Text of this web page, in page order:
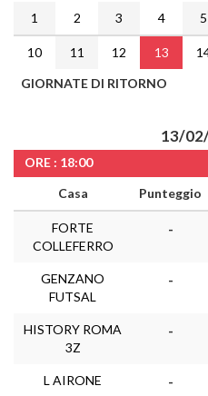
1
2 3 4 5
10 11 12 13
GIORNATE DI RITORNO
13/
ORE : 18:00
Casa
Punteggio
FORTE
COLLEFERRO
-
GENZANO
FUTSAL
-
HISTORY ROMA
3Z
-
L AIRONE -